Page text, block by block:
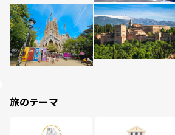
旅のテーマ